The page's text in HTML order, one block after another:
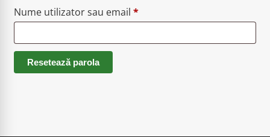
Nume utilizator sau email *Obligatoriu
Resetează parola